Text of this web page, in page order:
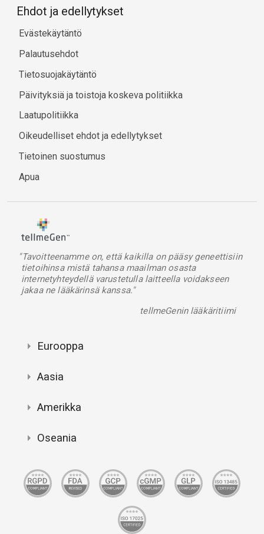
Ehdot ja edellytykset
Evästekäytäntö
Palautusehdot
Tietosuojakäytäntö
Päivityksiä ja toistoja koskeva politiikka
Laatupolitiikka
Oikeudelliset ehdot ja edellytykset
Tietoinen suostumus
Apua
"Tavoitteenamme on, että kaikilla on pääsy geneettisiin
tietoihinsa mistä tahansa maailman osasta
internetyhteydellä varustetulla laitteella voidakseen
jakaa ne lääkärinsä kanssa."
tellmeGenin lääkäritiimi
Eurooppa
Aasia
Amerikka
Oseania